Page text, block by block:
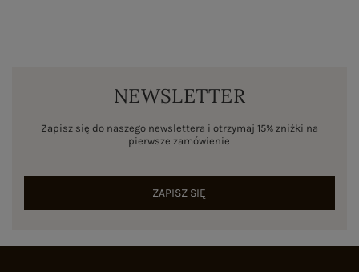
NEWSLETTER
Zapisz się do naszego newslettera i otrzymaj 15% zniżki na
pierwsze zamówienie
ZAPISZ SIĘ